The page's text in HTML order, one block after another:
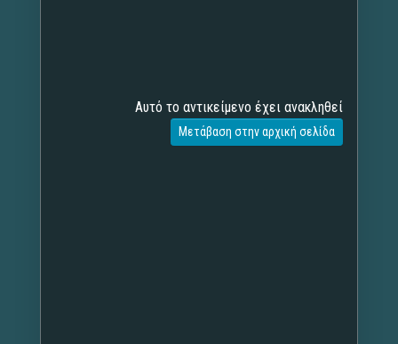
Αυτό το αντικείμενο έχει ανακληθεί
Μετάβαση στην αρχική σελίδα